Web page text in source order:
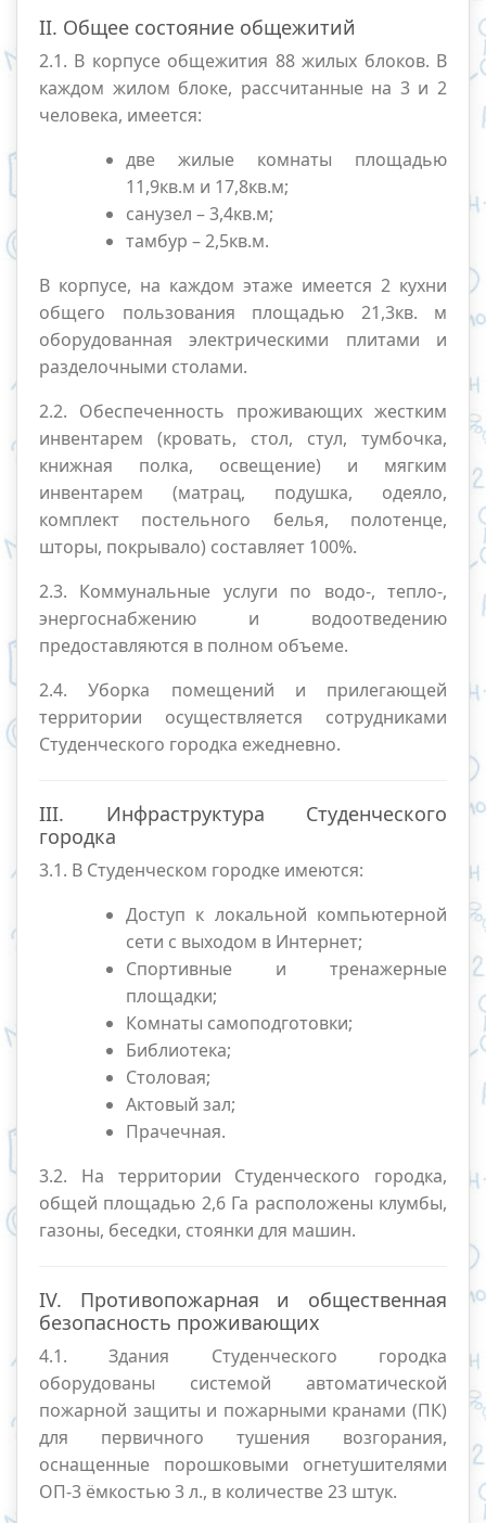
II. Общее состояние общежитий
2.1. В корпусе общежития 88 жилых блоков. В
каждом жилом блоке, рассчитанные на 3 и 2
человека, имеется:
две жилые комнаты площадью
11,9кв.м и 17,8кв.м;
санузел – 3,4кв.м;
тамбур – 2,5кв.м.
В корпусе, на каждом этаже имеется 2 кухни
общего пользования площадью 21,3кв. м
оборудованная электрическими плитами и
разделочными столами.
2.2. Обеспеченность проживающих жестким
инвентарем (кровать, стол, стул, тумбочка,
книжная полка, освещение) и мягким
инвентарем (матрац, подушка, одеяло,
комплект постельного белья, полотенце,
шторы, покрывало) составляет 100%.
2.3. Коммунальные услуги по водо-, тепло-,
энергоснабжению и водоотведению
предоставляются в полном объеме.
2.4. Уборка помещений и прилегающей
территории осуществляется сотрудниками
Студенческого городка ежедневно.
III. Инфраструктура Студенческого
городка
3.1. В Студенческом городке имеются:
Доступ к локальной компьютерной
сети с выходом в Интернет;
Спортивные и тренажерные
площадки;
Комнаты самоподготовки;
Библиотека;
Столовая;
Актовый зал;
Прачечная.
3.2. На территории Студенческого городка,
общей площадью 2,6 Га расположены клумбы,
газоны, беседки, стоянки для машин.
IV. Противопожарная и общественная
безопасность проживающих
4.1. Здания Студенческого городка
оборудованы системой автоматической
пожарной защиты и пожарными кранами (ПК)
для первичного тушения возгорания,
оснащенные порошковыми огнетушителями
ОП-3 ёмкостью 3 л., в количестве 23 штук.